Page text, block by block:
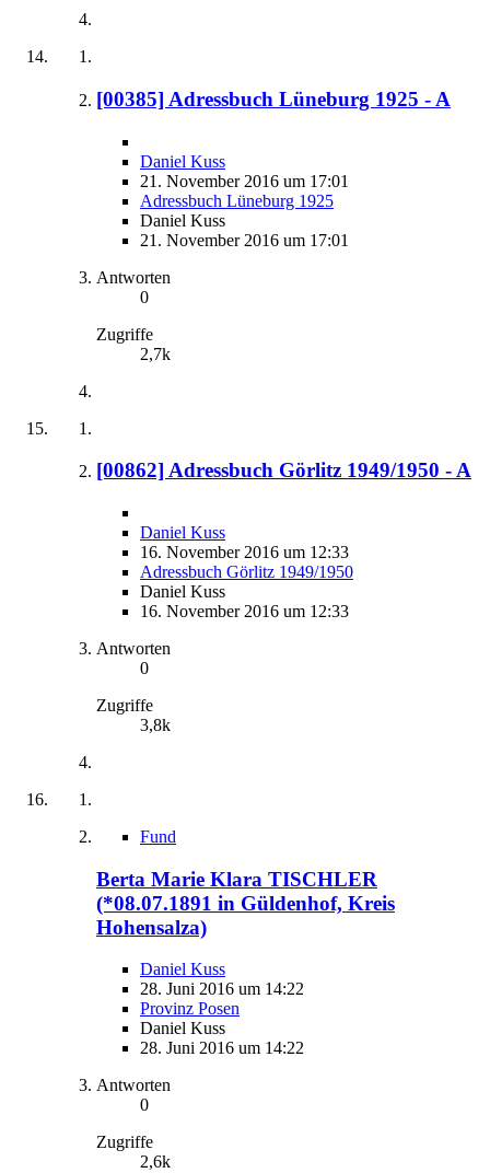
[00385] Adressbuch Lüneburg 1925 - A
Daniel Kuss
21. November 2016 um 17:01
Adressbuch Lüneburg 1925
Daniel Kuss
21. November 2016 um 17:01
Antworten
0
Zugriffe
2,7k
[00862] Adressbuch Görlitz 1949/1950 - A
Daniel Kuss
16. November 2016 um 12:33
Adressbuch Görlitz 1949/1950
Daniel Kuss
16. November 2016 um 12:33
Antworten
0
Zugriffe
3,8k
Fund
Berta Marie Klara TISCHLER
(*08.07.1891 in Güldenhof, Kreis
Hohensalza)
Daniel Kuss
28. Juni 2016 um 14:22
Provinz Posen
Daniel Kuss
28. Juni 2016 um 14:22
Antworten
0
Zugriffe
2,6k